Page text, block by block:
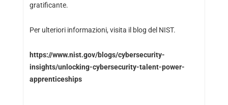
gratificante.
Per ulteriori informazioni, visita il blog del NIST.
https://www.nist.gov/blogs/cybersecurity-
insights/unlocking-cybersecurity-talent-power-
apprenticeships